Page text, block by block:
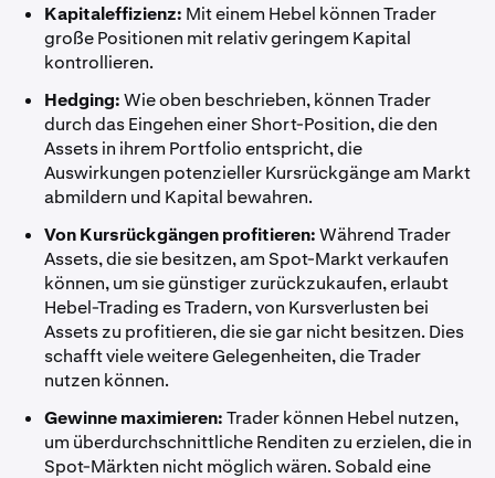
Kapitaleffizienz: Mit einem Hebel können Trader
große Positionen mit relativ geringem Kapital
kontrollieren.
Hedging:Wie oben beschrieben, können Trader
durch das Eingehen einer Short-Position, die den
Assets in ihrem Portfolio entspricht, die
Auswirkungen potenzieller Kursrückgänge am Markt
abmildern und Kapital bewahren.
Von Kursrückgängen profitieren:Während Trader
Assets, die sie besitzen, am Spot-Markt verkaufen
können, um sie günstiger zurückzukaufen, erlaubt
Hebel-Trading es Tradern, von Kursverlusten bei
Assets zu profitieren, die sie gar nicht besitzen. Dies
schafft viele weitere Gelegenheiten, die Trader
nutzen können.
Gewinne maximieren:Trader können Hebel nutzen,
um überdurchschnittliche Renditen zu erzielen, die in
Spot-Märkten nicht möglich wären. Sobald eine